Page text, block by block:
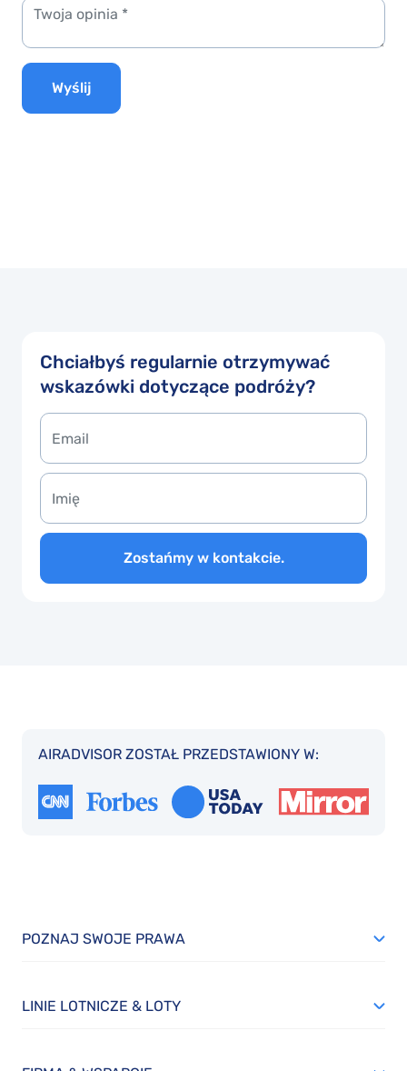
Wyślij
Chciałbyś regularnie otrzymywać
wskazówki dotyczące podróży?
Zostańmy w kontakcie.
AIRADVISOR ZOSTAŁ PRZEDSTAWIONY W:
POZNAJ SWOJE PRAWA
LINIE LOTNICZE & LOTY